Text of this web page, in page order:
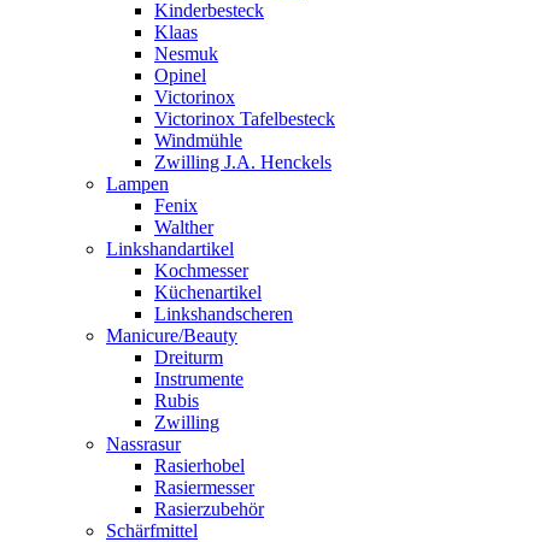
Kinderbesteck
Klaas
Nesmuk
Opinel
Victorinox
Victorinox Tafelbesteck
Windmühle
Zwilling J.A. Henckels
Lampen
Fenix
Walther
Linkshandartikel
Kochmesser
Küchenartikel
Linkshandscheren
Manicure/Beauty
Dreiturm
Instrumente
Rubis
Zwilling
Nassrasur
Rasierhobel
Rasiermesser
Rasierzubehör
Schärfmittel